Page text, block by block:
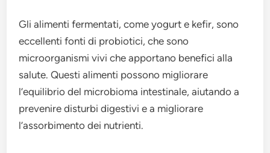
Gli alimenti fermentati, come yogurt e kefir, sono
eccellenti fonti di probiotici, che sono
microorganismi vivi che apportano benefici alla
salute. Questi alimenti possono migliorare
l’equilibrio del microbioma intestinale, aiutando a
prevenire disturbi digestivi e a migliorare
l’assorbimento dei nutrienti.